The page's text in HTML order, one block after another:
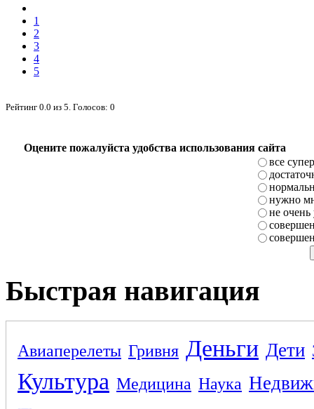
1
2
3
4
5
Рейтинг 0.0 из 5. Голосов: 0
Оцените пожалуйста удобства использования сайта
все супер
нужно
не очень
Быстрая навигация
Авиаперелеты Гривня Деньги Дети
Культура Медицина Наука